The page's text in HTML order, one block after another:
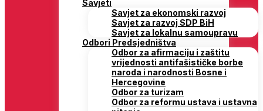
Savjeti
Savjet za ekonomski razvoj
Savjet za razvoj SDP BiH
Savjet za lokalnu samoupravu
Odbori Predsjedništva
Odbor za afirmaciju i zaštitu
vrijednosti antifašističke borbe
naroda i narodnosti Bosne i
Hercegovine
Odbor za turizam
Odbor za reformu ustava i ustavna